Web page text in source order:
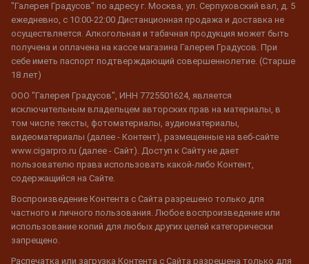
"Галерея Градусов" по адресу г. Москва, ул. Серпуховский вал, д. 5
ежедневно, с 10:00-22:00 Дистанционная продажа и доставка не
осуществляется. Алкогольная и табачная продукция может быть
получена и оплачена на кассе магазина Галерея Градусов. При
себе иметь паспорт подтверждающий совершеннолетие. (Старше
18 лет)
ООО "Галерея Градусов", ИНН 7725501624, является
исключительным владельцем авторских прав на материалы, в
том числе тексты, фотоматериалы, аудиоматериалы,
видеоматериалы (далее - Контент), размещенные на веб-сайте
www.cigarpro.ru (далее - Сайт). Доступ к Сайту не дает
пользователю права использовать какой-либо Контент,
содержащийся на Сайте.
Воспроизведение Контента с Сайта разрешено только для
частного и личного пользования. Любое воспроизведение или
использование копий для любых других целей категорически
запрещено.
Распечатка или загрузка Контента с Сайта разрешена только для